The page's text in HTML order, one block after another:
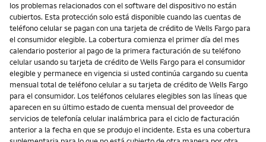
los problemas relacionados con el software del dispositivo no están
cubiertos. Esta protección solo está disponible cuando las cuentas de
teléfono celular se pagan con una tarjeta de crédito de Wells Fargo para
el consumidor elegible. La cobertura comienza el primer día del mes
calendario posterior al pago de la primera facturación de su teléfono
celular usando su tarjeta de crédito de Wells Fargo para el consumidor
elegible y permanece en vigencia si usted continúa cargando su cuenta
mensual total de teléfono celular a su tarjeta de crédito de Wells Fargo
para el consumidor. Los teléfonos celulares elegibles son las líneas que
aparecen en su último estado de cuenta mensual del proveedor de
servicios de telefonía celular inalámbrica para el ciclo de facturación
anterior a la fecha en que se produjo el incidente. Esta es una cobertura